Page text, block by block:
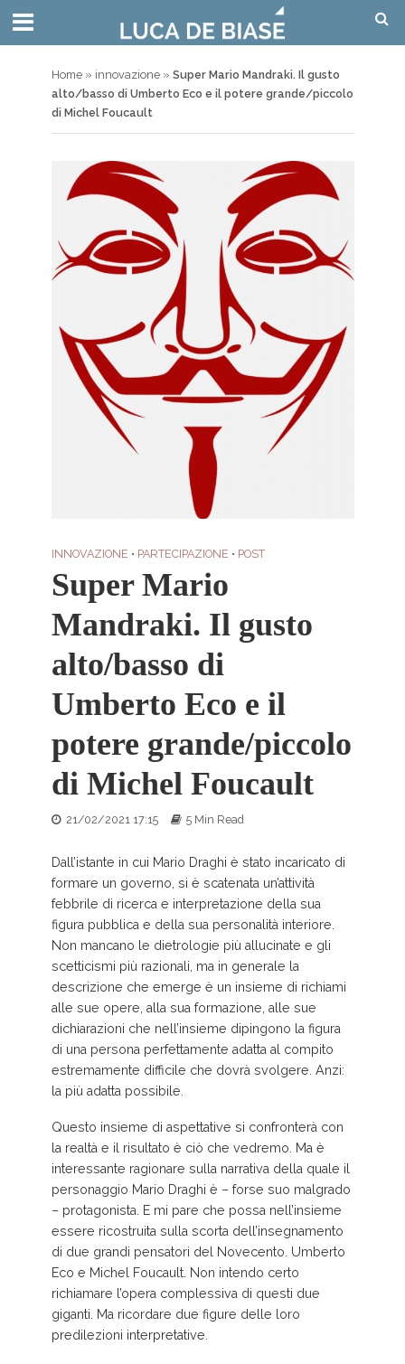
Home» innovazione» Super Mario Mandraki. Il gusto
alto/basso di Umberto Eco e il potere grande/piccolo
di Michel Foucault
INNOVAZIONE • PARTECIPAZIONE • POST
Super Mario
Mandraki. Il gusto
alto/basso di
Umberto Eco e il
potere grande/piccolo
di Michel Foucault
21/02/2021 17:15 5 Min Read
Dall’istante in cui Mario Draghi è stato incaricato di
formare un governo, si è scatenata un’attività
febbrile di ricerca e interpretazione della sua
figura pubblica e della sua personalità interiore.
Non mancano le dietrologie più allucinate e gli
scetticismi più razionali, ma in generale la
descrizione che emerge è un insieme di richiami
alle sue opere, alla sua formazione, alle sue
dichiarazioni che nell’insieme dipingono la figura
di una persona perfettamente adatta al compito
estremamente difficile che dovrà svolgere. Anzi:
la più adatta possibile.
Questo insieme di aspettative si confronterà con
la realtà e il risultato è ciò che vedremo. Ma è
interessante ragionare sulla narrativa della quale il
personaggio Mario Draghi è – forse suo malgrado
– protagonista. E mi pare che possa nell’insieme
essere ricostruita sulla scorta dell’insegnamento
di due grandi pensatori del Novecento. Umberto
Eco e Michel Foucault. Non intendo certo
richiamare l’opera complessiva di questi due
giganti. Ma ricordare due figure delle loro
predilezioni interpretative.